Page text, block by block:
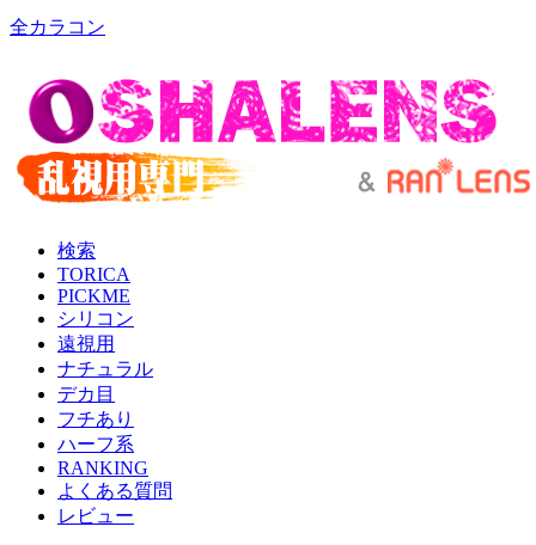
全カラコン
検索
TORICA
PICKME
シリコン
遠視用
ナチュラル
デカ目
フチあり
ハーフ系
RANKING
よくある質問
レビュー